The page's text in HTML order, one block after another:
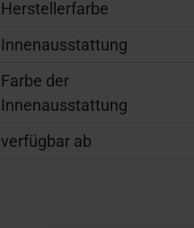
Herstellerfarbe
Innenausstattung
Farbe der
Innenausstattung
verfügbar ab